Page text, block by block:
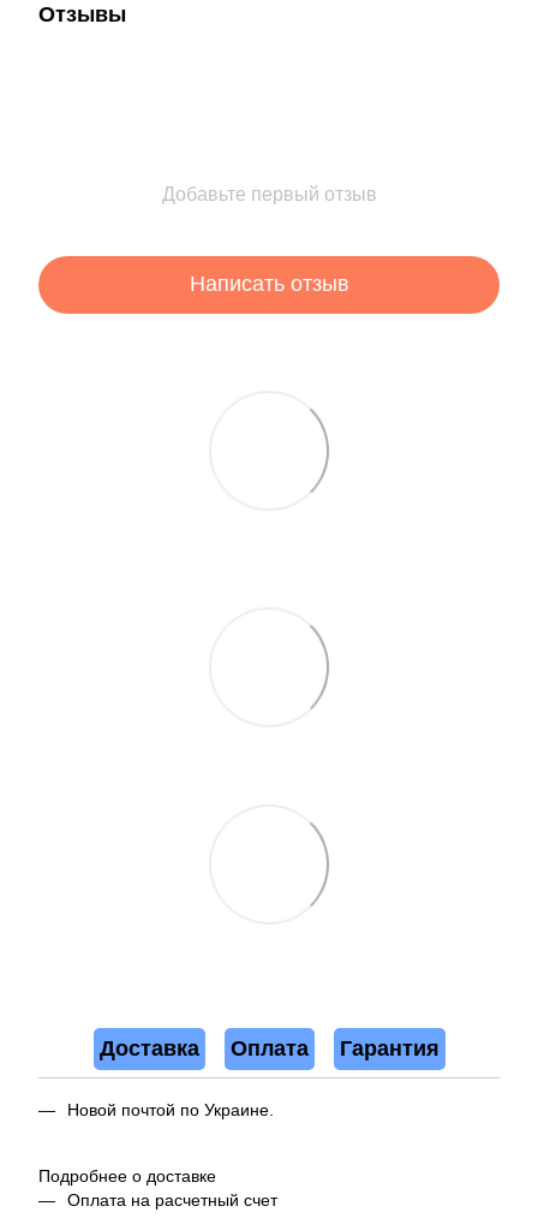
Отзывы
Добавьте первый отзыв
Написать отзыв
Доставка Оплата Гарантия
Новой почтой по Украине.
Подробнее о доставке
Оплата на расчетный счет